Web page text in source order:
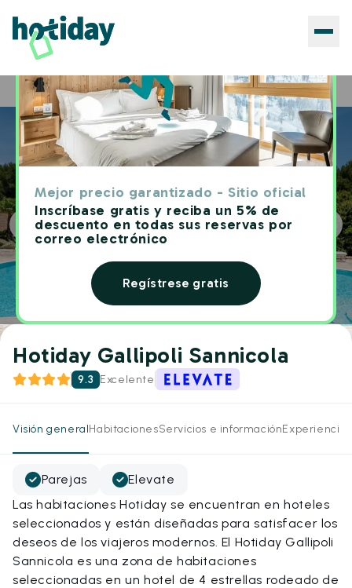
Mejor precio garantizado - Sitio oficial
Inscríbase gratis y reciba un 5% de
descuento en todas sus reservas por
correo electrónico
Regístrese gratis
Home Hoteles Hotiday Gallipoli Sannicola
Hotiday Gallipoli Sannicola
9.3 Excelente
Visión generalHabitacionesServicios e informaciónExperiencias
Parejas
Elevate
Las habitaciones Hotiday se encuentran en hoteles
seleccionados y están diseñadas para satisfacer los
deseos de los viajeros modernos. El Hotiday Gallipoli
Sannicola es una zona de habitaciones
seleccionadas en un hotel de 4 estrellas rodeado de